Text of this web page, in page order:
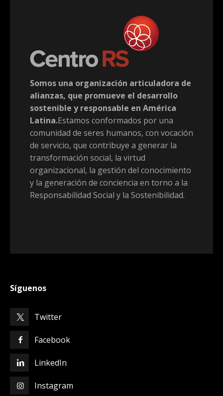
Somos una organización articuladora de
alianzas, que promueve el desarrollo
sostenible y responsable en América
Latina.Estamos conformados por una
comunidad de seres humanos, con vocación
de servicio, que contribuye a generar la
transformación social, la virtud
organizacional, la gestión del conocimiento
y la generación de conciencia en torno a la
Responsabilidad Social y la Sostenibilidad.
Síguenos
Twitter
Facebook
LinkedIn
Instagram